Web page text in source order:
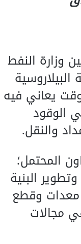
وزارة النفط
يعاني فيه
الوقود
والنقل.
المحتمل؛
البنية
معدات وقطع
مجالات